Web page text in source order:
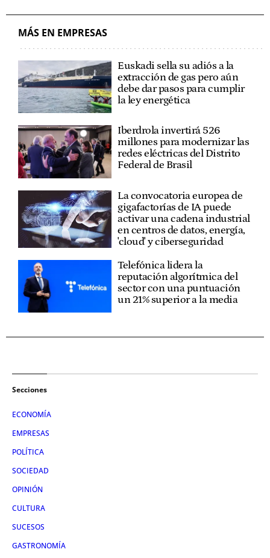
MÁS EN EMPRESAS
Euskadi sella su adiós a la
extracción de gas pero aún
debe dar pasos para cumplir
la ley energética
Iberdrola invertirá 526
millones para modernizar las
redes eléctricas del Distrito
Federal de Brasil
La convocatoria europea de
gigafactorías de IA puede
activar una cadena industrial
en centros de datos, energía,
'cloud' y ciberseguridad
Telefónica lidera la
reputación algorítmica del
sector con una puntuación
un 21% superior a la media
Secciones
ECONOMÍA
EMPRESAS
POLÍTICA
SOCIEDAD
OPINIÓN
CULTURA
SUCESOS
GASTRONOMÍA